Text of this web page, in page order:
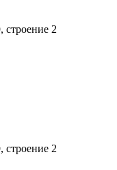
строение 2
строение 2